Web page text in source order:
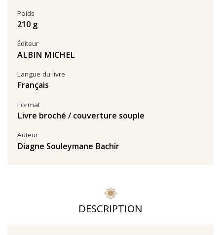
Poids
210 g
Auteur
Diagne Souleymane Bachir
Éditeur
ALBIN MICHEL
Langue du livre
Français
Format
Livre broché / couverture souple
DESCRIPTION